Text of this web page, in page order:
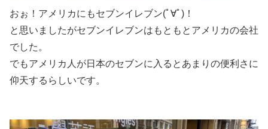
おぉ！アメリカにもセブンイレブン(ﾟ∀ﾟ)！
と思いましたがセブンイレブンはもともとアメリカの会社
でした。
でもアメリカ人が日本のセブンに入るとあまりの便利さに
仰天するらしいです。